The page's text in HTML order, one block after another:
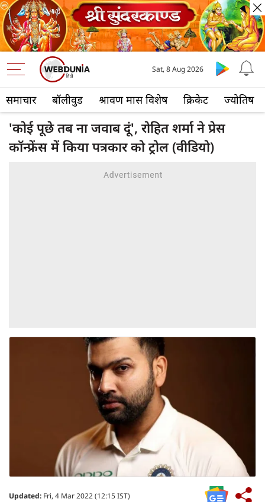
समाचार बॉलीवुड श्रावण मास विशेष क्रिकेट ज्योतिष
Sat, 8 Aug 2026
'कोई पूछे तब ना जवाब दूं', रोहित शर्मा ने प्रेस
कॉन्फ्रेंस में किया पत्रकार को ट्रोल (वीडियो)
Updated: Fri, 4 Mar 2022 (12:15 IST)